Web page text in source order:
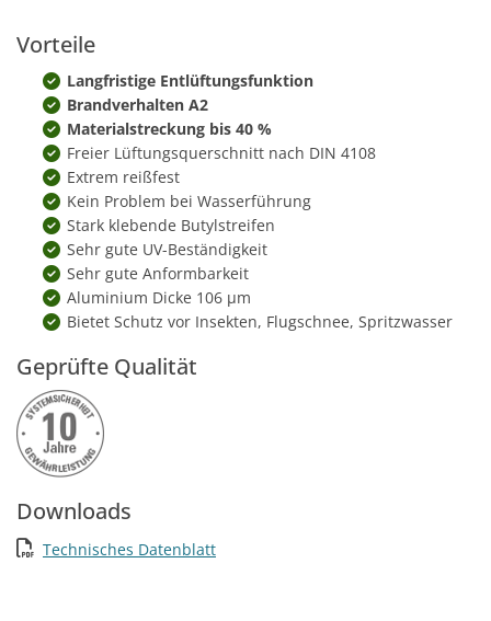
Vorteile
Langfristige Entlüftungsfunktion
Brandverhalten A2
Materialstreckung bis 40 %
Freier Lüftungsquerschnitt nach DIN 4108
Extrem reißfest
Kein Problem bei Wasserführung
Stark klebende Butylstreifen
Sehr gute UV-Beständigkeit
Sehr gute Anformbarkeit
Aluminium Dicke 106 µm
Bietet Schutz vor Insekten, Flugschnee, Spritzwasser
Geprüfte Qualität
Downloads
Technisches Datenblatt